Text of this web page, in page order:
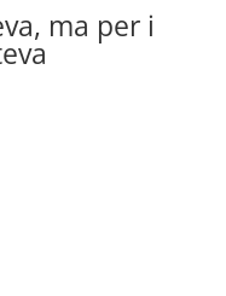
ma per i